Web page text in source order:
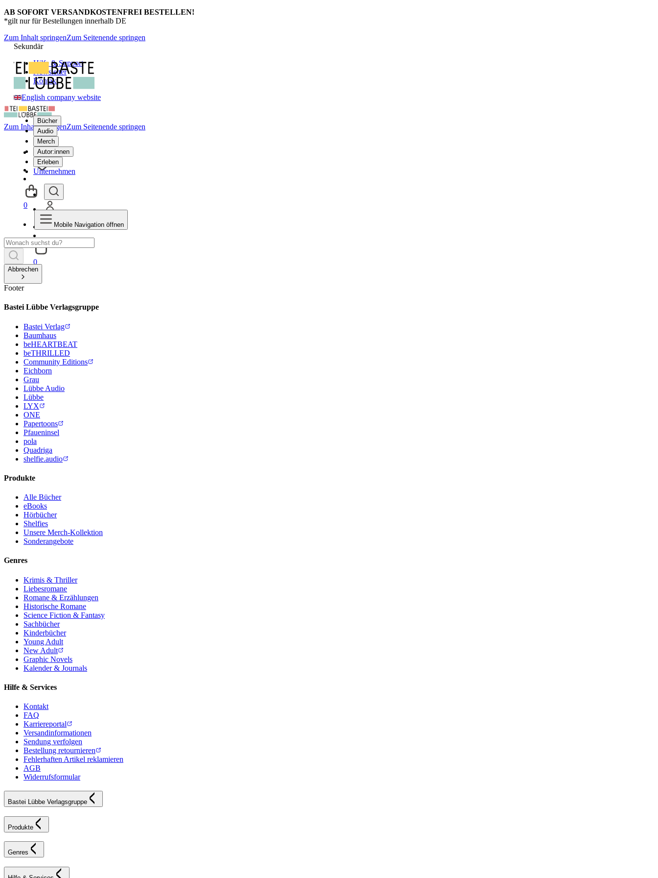
AB SOFORT VERSANDKOSTENFREI BESTELLEN!
*gilt nur für Bestellungen innerhalb DE
Zum Inhalt springenZum Seitenende springen
Sekundär
Hilfe & Support
Newsletter
Kontakt
English company website
Bücher
Audio
Merch
Autor:innen
Erleben
Unternehmen
0
Zum Inhalt springenZum Seitenende springen
0
Mobile Navigation öffnen
Abbrechen
Footer
Bastei Lübbe Verlagsgruppe
Bastei Verlag
Baumhaus
beHEARTBEAT
beTHRILLED
Community Editions
Eichborn
Grau
Lübbe Audio
Lübbe
LYX
ONE
Papertoons
Pfaueninsel
pola
Quadriga
shelfie.audio
Produkte
Alle Bücher
eBooks
Hörbücher
Shelfies
Unsere Merch-Kollektion
Sonderangebote
Genres
Krimis & Thriller
Liebesromane
Romane & Erzählungen
Historische Romane
Science Fiction & Fantasy
Sachbücher
Kinderbücher
Young Adult
New Adult
Graphic Novels
Kalender & Journals
Hilfe & Services
Kontakt
FAQ
Karriereportal
Versandinformationen
Sendung verfolgen
Bestellung retournieren
Fehlerhaften Artikel reklamieren
AGB
Widerrufsformular
Bastei Lübbe Verlagsgruppe
Produkte
Genres